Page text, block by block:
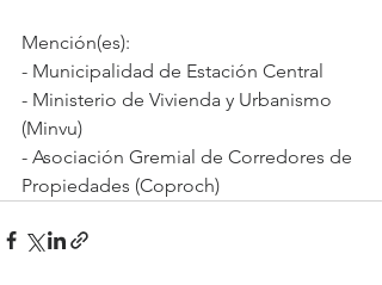
Mención(es):
- Municipalidad de Estación Central
- Ministerio de Vivienda y Urbanismo
(Minvu)
- Asociación Gremial de Corredores de
Propiedades (Coproch)